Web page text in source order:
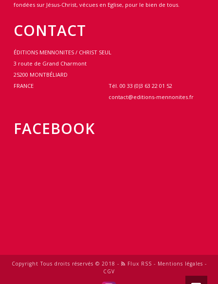
fondées sur Jésus-Christ, vécues en Eglise, pour le bien de tous.
CONTACT
ÉDITIONS MENNONITES / CHRIST SEUL
3 route de Grand Charmont
25200 MONTBÉLIARD
FRANCE
Tél. 00 33 (0)3 63 22 01 52
contact@editions-mennonites.fr
FACEBOOK
Copyright Tous droits réservés © 2018 - Flux RSS - Mentions légales -
CGV